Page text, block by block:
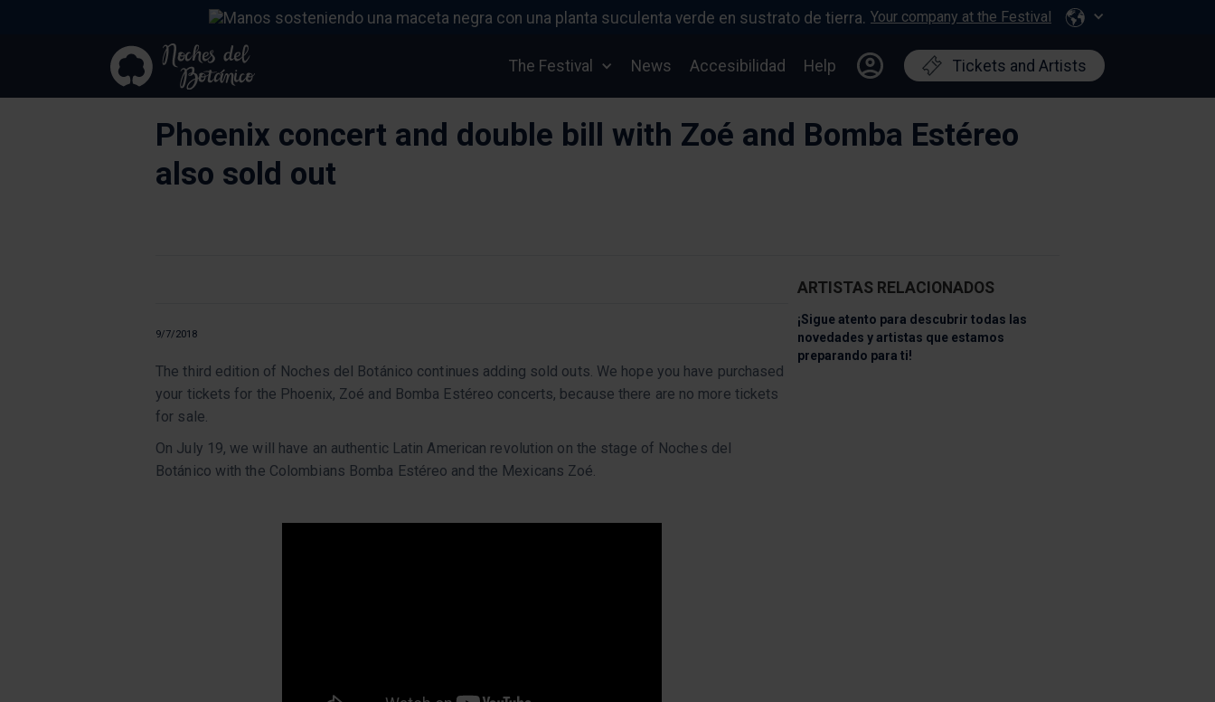
Your company at the Festival
The Festival News Accesibilidad Help Tickets and Artists
Phoenix concert and double bill with Zoé and Bomba Estéreo
also sold out
9/7/2018
The third edition of Noches del Botánico continues adding sold outs. We hope you have purchased
your tickets for the Phoenix, Zoé and Bomba Estéreo concerts, because there are no more tickets
for sale.
On July 19, we will have an authentic Latin American revolution on the stage of Noches del
Botánico with the Colombians Bomba Estéreo and the Mexicans Zoé.
ARTISTAS RELACIONADOS
¡Sigue atento para descubrir todas las
novedades y artistas que estamos
preparando para ti!